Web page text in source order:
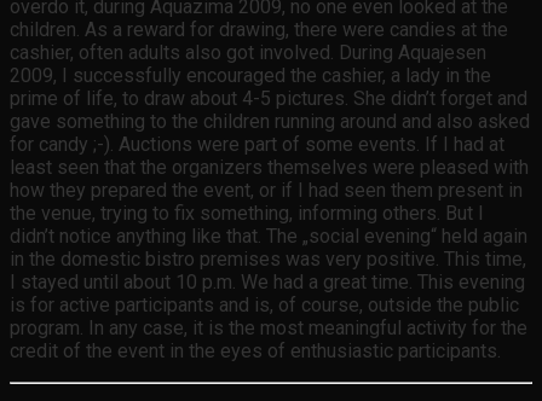
overdo it, during Aquazima 2009, no one even looked at the
children. As a reward for drawing, there were candies at the
cashier, often adults also got involved. During Aquajesen
2009, I successfully encouraged the cashier, a lady in the
prime of life, to draw about 4-5 pictures. She didn’t forget and
gave something to the children running around and also asked
for candy ;-). Auctions were part of some events. If I had at
least seen that the organizers themselves were pleased with
how they prepared the event, or if I had seen them present in
the venue, trying to fix something, informing others. But I
didn’t notice anything like that. The „social evening“ held again
in the domestic bistro premises was very positive. This time,
I stayed until about 10 p.m. We had a great time. This evening
is for active participants and is, of course, outside the public
program. In any case, it is the most meaningful activity for the
credit of the event in the eyes of enthusiastic participants.